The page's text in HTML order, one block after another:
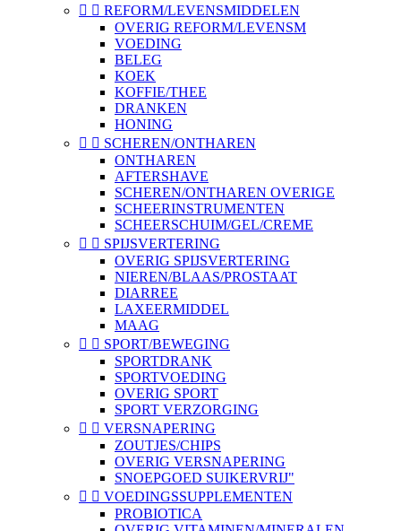
  REFORM/LEVENSMIDDELEN
OVERIG REFORM/LEVENSM
VOEDING
BELEG
KOEK
KOFFIE/THEE
DRANKEN
HONING
  SCHEREN/ONTHAREN
ONTHAREN
AFTERSHAVE
SCHEREN/ONTHAREN OVERIGE
SCHEERINSTRUMENTEN
SCHEERSCHUIM/GEL/CREME
  SPIJSVERTERING
OVERIG SPIJSVERTERING
NIEREN/BLAAS/PROSTAAT
DIARREE
LAXEERMIDDEL
MAAG
  SPORT/BEWEGING
SPORTDRANK
SPORTVOEDING
OVERIG SPORT
SPORT VERZORGING
  VERSNAPERING
ZOUTJES/CHIPS
OVERIG VERSNAPERING
SNOEPGOED SUIKERVRIJ"
  VOEDINGSSUPPLEMENTEN
PROBIOTICA